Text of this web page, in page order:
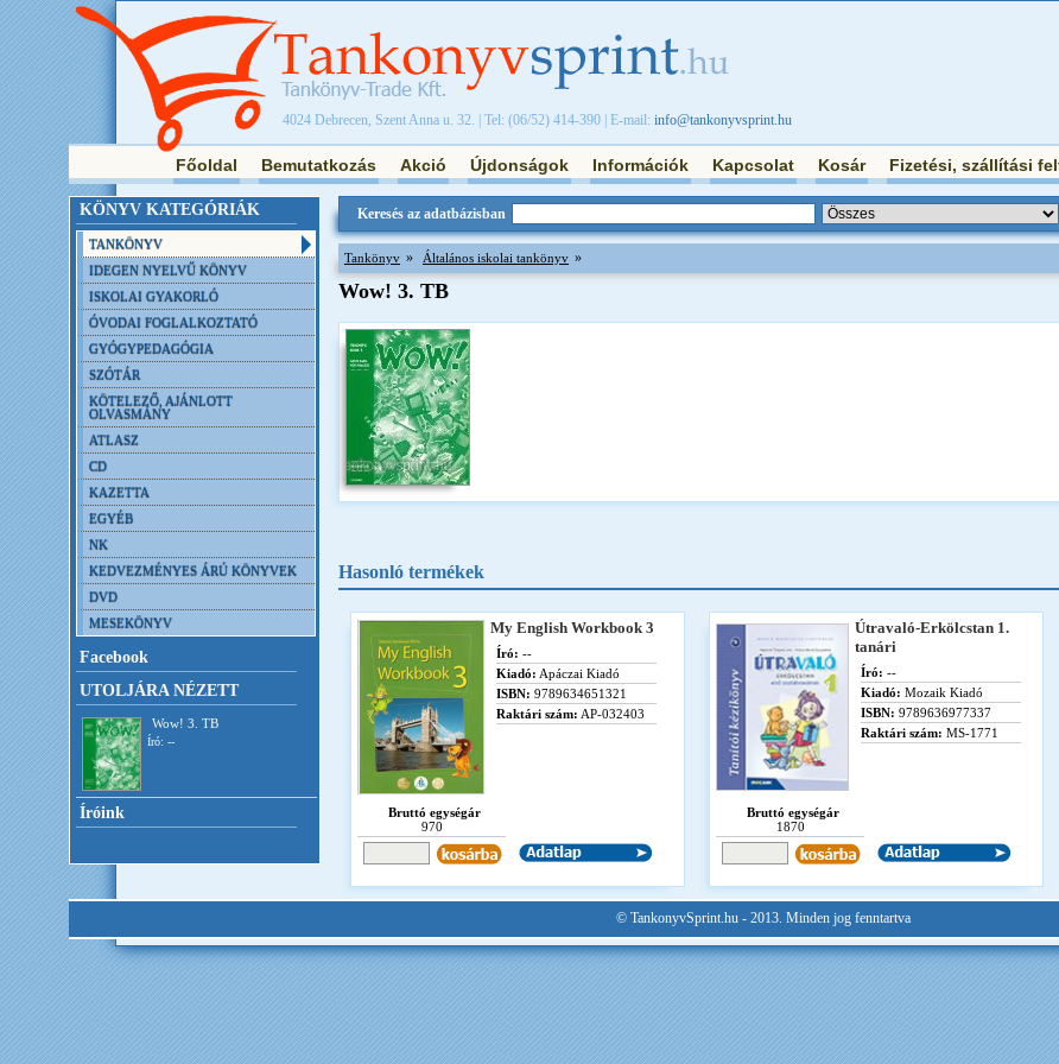
4024 Debrecen, Szent Anna u. 32. | Tel: (06/52) 414-390 | E-mail: info@tankonyvsprint.hu
Főoldal Bemutatkozás Akció Újdonságok Információk Kapcsolat Kosár Fizetési, szállítási
KÖNYV KATEGÓRIÁK
TANKÖNYV
IDEGEN NYELVŰ KÖNYV
ISKOLAI GYAKORLÓ
ÓVODAI FOGLALKOZTATÓ
GYÓGYPEDAGÓGIA
SZÓTÁR
KÖTELEZŐ, AJÁNLOTT
OLVASMÁNY
ATLASZ
CD
KAZETTA
EGYÉB
NK
KEDVEZMÉNYES ÁRÚ KÖNYVEK
DVD
MESEKÖNYV
Facebook
UTOLJÁRA NÉZETT
Wow! 3. TB
Író: --
Íróink
Keresés az adatbázisban
Tankönyv » Általános iskolai tankönyv »
Wow! 3. TB
Hasonló termékek
My English Workbook 3
Író: --
Kiadó: Apáczai Kiadó
ISBN: 9789634651321
Raktári szám: AP-032403
Bruttó egységár
970
Útravaló-Erkölcstan 1.
tanári
Író: --
Kiadó: Mozaik Kiadó
ISBN: 9789636977337
Raktári szám: MS-1771
Bruttó egységár
1870
© TankonyvSprint.hu - 2013. Minden jog fenntartva